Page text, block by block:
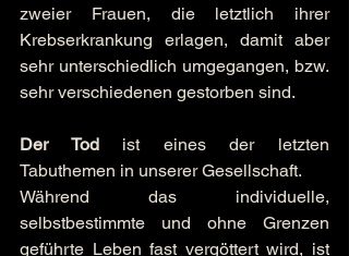
zweier Frauen, die letztlich ihrer
Krebserkrankung erlagen, damit aber
sehr unterschiedlich umgegangen, bzw.
sehr verschiedenen gestorben sind.
Der Tod ist eines der letzten
Tabuthemen in unserer Gesellschaft.
Während das individuelle,
selbstbestimmte und ohne Grenzen
geführte Leben fast vergöttert wird, ist